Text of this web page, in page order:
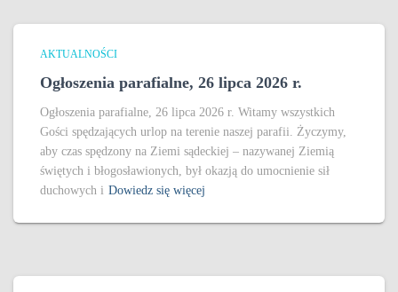
AKTUALNOŚCI
Ogłoszenia parafialne, 26 lipca 2026 r.
Ogłoszenia parafialne, 26 lipca 2026 r. Witamy wszystkich
Gości spędzających urlop na terenie naszej parafii. Życzymy,
aby czas spędzony na Ziemi sądeckiej – nazywanej Ziemią
świętych i błogosławionych, był okazją do umocnienie sił
duchowych i Dowiedz się więcej